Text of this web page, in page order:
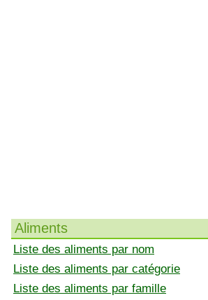
Aliments
Liste des aliments par nom
Liste des aliments par catégorie
Liste des aliments par famille